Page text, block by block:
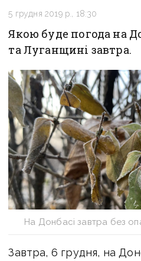
5 грудня 2019 р., 18:30
Якою буде погода на
та Луганщині завтра.
На Донбасі завтра без
Завтра, 6 грудня, на